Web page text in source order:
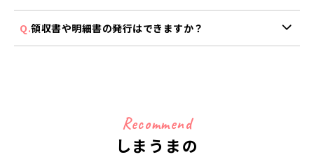
※送料・手数料はご注文ごとに発生いたします。あらかじ
さい。
領収書や明細書の発行はできますか？
Recommend
しまうまの